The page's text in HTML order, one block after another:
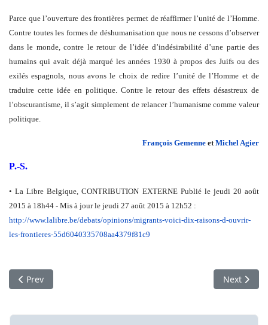
Parce que l’ouverture des frontières permet de réaffirmer l’unité de l’Homme.
Contre toutes les formes de déshumanisation que nous ne cessons d’observer
dans le monde, contre le retour de l’idée d’indésirabilité d’une partie des
humains qui avait déjà marqué les années 1930 à propos des Juifs ou des
exilés espagnols, nous avons le choix de redire l’unité de l’Homme et de
traduire cette idée en politique. Contre le retour des effets désastreux de
l’obscurantisme, il s’agit simplement de relancer l’humanisme comme valeur
politique.
François Gemenne etMichel Agier
P.-S.
• La Libre Belgique, CONTRIBUTION EXTERNE Publié le jeudi 20 août
2015 à 18h44 - Mis à jour le jeudi 27 août 2015 à 12h52 :
http://www.lalibre.be/debats/opinions/migrants-voici-dix-raisons-d-ouvrir-
les-frontieres-55d6040335708aa4379f81c9
Previous article: The Communist Party vs. China’s Labor Laws
Prev Next
Next